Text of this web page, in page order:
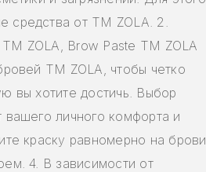
средства от ТМ ZOLA. 2.
ZOLA, Brow Paste ТМ ZOLA
ТМ ZOLA, чтобы четко
вы хотите достичь. Выбор
вашего личного комфорта и
краску равномерно на брови
4. В зависимости от